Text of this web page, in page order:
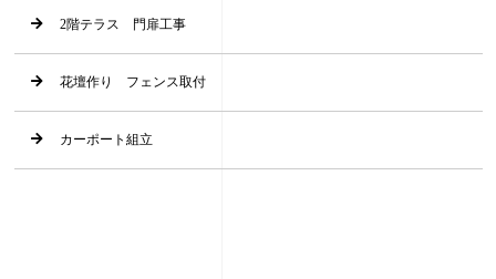
2階テラス 門扉工事
花壇作り フェンス取付
カーポート組立